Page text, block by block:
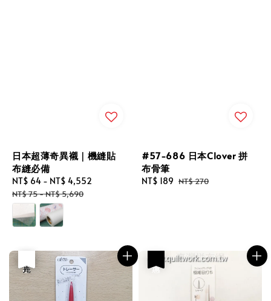
日本超薄奇異襯｜機縫貼
布縫必備
Sale
price
NT$ 64 - NT$ 4,552
NT$ 75-NT$ 5,690
#57-686 日本Clover 拼
布骨筆
Sale
NT$ 189 Regular
NT$ 270